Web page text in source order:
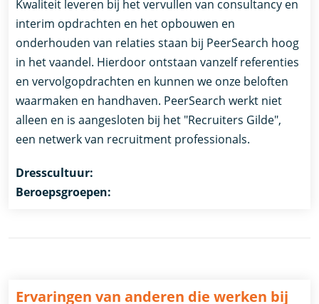
Kwaliteit leveren bij het vervullen van consultancy en
interim opdrachten en het opbouwen en
onderhouden van relaties staan bij PeerSearch hoog
in het vaandel. Hierdoor ontstaan vanzelf referenties
en vervolgopdrachten en kunnen we onze beloften
waarmaken en handhaven. PeerSearch werkt niet
alleen en is aangesloten bij het "Recruiters Gilde",
een netwerk van recruitment professionals.
Dresscultuur:
Beroepsgroepen:
Ervaringen van anderen die werken bij